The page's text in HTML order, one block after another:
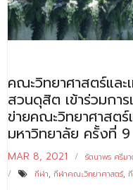
หลักสูตร
- - วิทยาการคอมพิวเตอร์
- - วิทยาศาสตร์เครื่องสำอ
- - อาชีวอนามัยและความป
- - อนามัยสิ่งแวดล้อมและ
คณะวิทยาศาสตร์และ
สวนดุสิต เข้าร่วมกา
ข่ายคณะวิทยาศาสตร์
มหาวิทยาลัย ครั้งที่ 9
MAR 8, 2021 รัตนาพร ศรีม
กีฬา, กีฬาคณะวิทยาศาสตร์,